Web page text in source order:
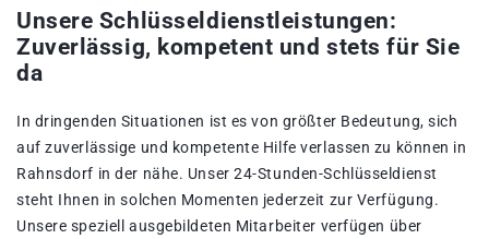
Unsere Schlüsseldienstleistungen:
Zuverlässig, kompetent und stets für Sie
da
In dringenden Situationen ist es von größter Bedeutung, sich
auf zuverlässige und kompetente Hilfe verlassen zu können in
Rahnsdorf in der nähe. Unser 24-Stunden-Schlüsseldienst
steht Ihnen in solchen Momenten jederzeit zur Verfügung.
Unsere speziell ausgebildeten Mitarbeiter verfügen über